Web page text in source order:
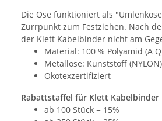
Die Öse funktioniert als
Zurrpunkt zum Festziehen. Nach
der Klett Kabelbinder nicht am
Material: 100 % Polyamid (A
Metallöse: Kunststoff (NYLON)
Ökotexzertifiziert
Rabattstaffel für Klett Kabelbinder
ab 100 Stück = 15%